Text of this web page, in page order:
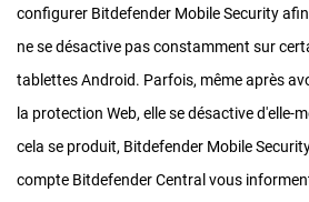
configurer Bitdefender Mobile Security
ne se désactive pas constamment sur
tablettes Android. Parfois, même après
la protection Web, elle se désactive d'elle-
cela se produit, Bitdefender Mobile
compte Bitdefender Central vous